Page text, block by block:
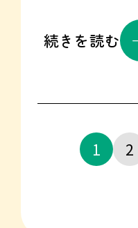
いらっしゃいます
方は、ゲームを
リラックスし
さんとお出掛け！！ あいにくの
たが・・・ 前田森林公園へお散歩に行
続きを読む
1 2